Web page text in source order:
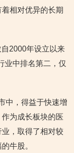
相对优异的长期
2000年设立以来
业中排名第二，仅
中，得益于快速增
为成长板块的医
，取得了相对较
牛股。